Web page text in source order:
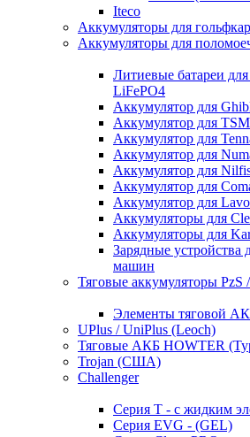
Iteco
Аккумуляторы для
Аккумуляторы для
Литиевые батареи
LiFePO4
Аккумулятор для
Аккумулятор для TSM
Аккумулятор для
Аккумулятор для
Аккумулятор для
Аккумулятор для
Аккумулятор для
Аккумуляторы для
Аккумуляторы для
Зарядные устройства
машин
Тяговые аккумуляторы PzS
Элементы тяговой
UPlus / UniPlus (Leoch)
Тяговые АКБ HOWTER
Trojan (США)
Challenger
Серия T - с жидким
Серия EVG - (GEL)